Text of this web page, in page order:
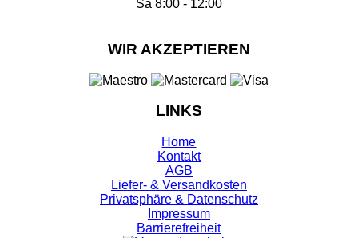
Sa 8:00 - 12:00
WIR AKZEPTIEREN
LINKS
Home
Kontakt
AGB
Liefer- & Versandkosten
Privatsphäre & Datenschutz
Impressum
Barrierefreiheit